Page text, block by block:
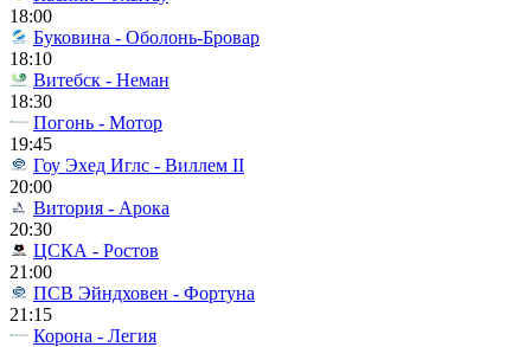
18:00
Буковина - Оболонь-Бровар
18:10
Витебск - Неман
18:30
Погонь - Мотор
19:45
Гоу Эхед Иглс - Виллем II
20:00
Витория - Арока
20:30
ЦСКА - Ростов
21:00
ПСВ Эйндховен - Фортуна
21:15
Корона - Легия